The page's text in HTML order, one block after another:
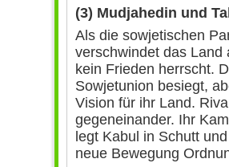
(3) Mudjahedin und
Als die sowjetischen
verschwindet das Land
kein Frieden herrscht.
Sowjetunion besiegt,
Vision für ihr Land.
gegeneinander. Ihr
legt Kabul in Schutt
neue Bewegung